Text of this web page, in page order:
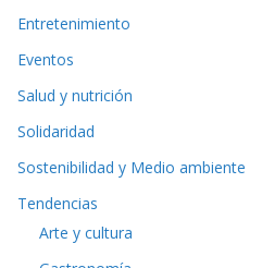
Entretenimiento
Eventos
Salud y nutrición
Solidaridad
Sostenibilidad y Medio ambiente
Tendencias
Arte y cultura